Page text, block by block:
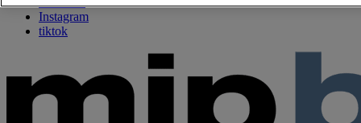
Instagram
tiktok